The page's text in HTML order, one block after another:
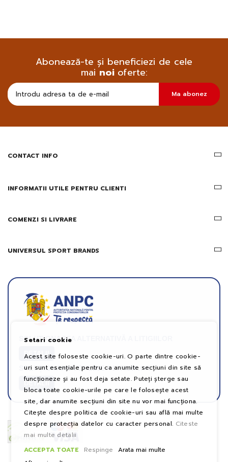
Abonează-te și beneficiezi de cele
mainoi oferte:
sa
primesc
informatii
Ma abonez
CONTACT INFO
INFORMATII UTILE PENTRU CLIENTI
COMENZI SI LIVRARE
UNIVERSUL SPORT BRANDS
SOLUȚIONAREA ALTERNATIVĂ A LITIGIILOR
DETALII
SOLUȚIONAREA ONLINE A LITIGIILOR
DETALII
Setari cookie
Acest site foloseste cookie-uri. O parte dintre cookie-
uri sunt esențiale pentru ca anumite secțiuni din site să
funcționeze și au fost deja setate. Puteți șterge sau
bloca toate cookie-urile pe care le folosește acest
site, dar anumite secțiuni din site nu vor mai funcționa.
Citește despre politica de cookie-uri sau află mai multe
despre protecția datelor cu caracter personal. Citeste
mai multe detalii
ACCEPTA TOATE
Respinge
Arata mai multe